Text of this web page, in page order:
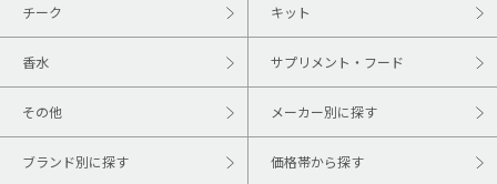
チーク キット
香水 サプリメント・フード
その他 メーカー別に探す
ブランド別に探す 価格帯から探す